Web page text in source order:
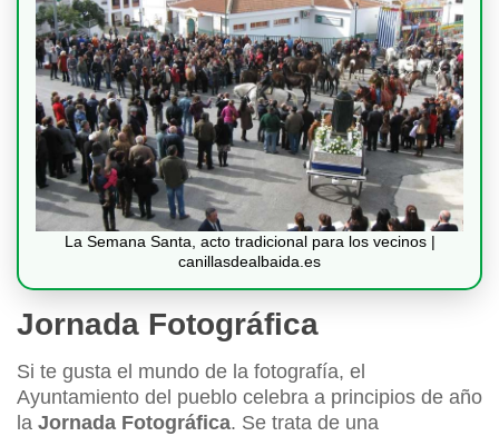
La Semana Santa, acto tradicional para los vecinos |
canillasdealbaida.es
Jornada Fotográfica
Si te gusta el mundo de la fotografía, el
Ayuntamiento del pueblo celebra a principios de año
la Jornada Fotográfica. Se trata de una